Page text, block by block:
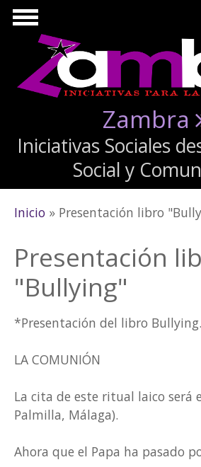
Pasar al contenido principal
Zambra
Iniciativas Sociales
Social y
Se encuentra
Inicio » Presentación libro
Presentación
"Bullying"
*Presentación del libro
LA COMUNIÓN
La cita de este ritual laico será
Palmilla, Málaga).
Ahora que el Papa ha pasado